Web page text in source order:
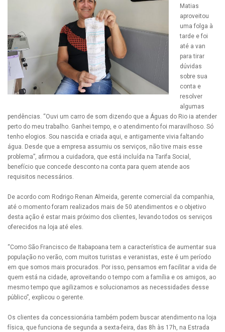
Matias
aproveitou
uma folga à
tarde e foi
até a van
para tirar
dúvidas
sobre sua
conta e
resolver
algumas
pendências. “Ouvi um carro de som dizendo que a Águas do Rio ia atender
perto do meu trabalho. Ganhei tempo, e o atendimento foi maravilhoso. Só
tenho elogios. Sou nascida e criada aqui, e antigamente vivia faltando
água. Desde que a empresa assumiu os serviços, não tive mais esse
problema”, afirmou a cuidadora, que está incluída na Tarifa Social,
benefício que concede desconto na conta para quem atende aos
requisitos necessários.
De acordo com Rodrigo Renan Almeida, gerente comercial da companhia,
até o momento foram realizados mais de 50 atendimentos e o objetivo
desta ação é estar mais próximo dos clientes, levando todos os serviços
oferecidos na loja até eles.
“Como São Francisco de Itabapoana tem a característica de aumentar sua
população no verão, com muitos turistas e veranistas, este é um período
em que somos mais procurados. Por isso, pensamos em facilitar a vida de
quem está na cidade, aproveitando o tempo com a família e os amigos, ao
mesmo tempo que agilizamos e solucionamos as necessidades desse
público”, explicou o gerente.
Os clientes da concessionária também podem buscar atendimento na loja
física, que funciona de segunda a sexta-feira, das 8h às 17h, na Estrada